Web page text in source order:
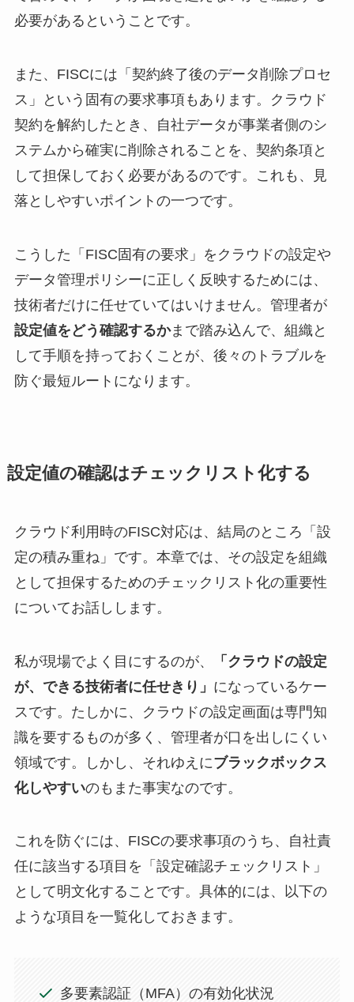
必要があるということです。
また、FISCには「契約終了後のデータ削除プロセ
ス」という固有の要求事項もあります。クラウド
契約を解約したとき、自社データが事業者側のシ
ステムから確実に削除されることを、契約条項と
して担保しておく必要があるのです。これも、見
落としやすいポイントの一つです。
こうした「FISC固有の要求」をクラウドの設定や
データ管理ポリシーに正しく反映するためには、
技術者だけに任せていてはいけません。管理者が
設定値をどう確認するかまで踏み込んで、組織と
して手順を持っておくことが、後々のトラブルを
防ぐ最短ルートになります。
設定値の確認はチェックリスト化する
クラウド利用時のFISC対応は、結局のところ「設
定の積み重ね」です。本章では、その設定を組織
として担保するためのチェックリスト化の重要性
についてお話しします。
私が現場でよく目にするのが、
「クラウドの設定
が、できる技術者に任せきり」 になっているケー
スです。たしかに、クラウドの設定画面は専門知
識を要するものが多く、管理者が口を出しにくい
領域です。しかし、それゆえにブラックボックス
化しやすいのもまた事実なのです。
これを防ぐには、FISCの要求事項のうち、自社責
任に該当する項目を「設定確認チェックリスト」
として明文化することです。具体的には、以下の
ような項目を一覧化しておきます。
多要素認証（MFA）の有効化状況